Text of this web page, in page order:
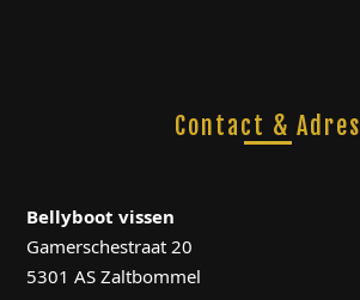
Contact & Adres
Bellyboot vissen
Gamerschestraat 20
5301 AS Zaltbommel